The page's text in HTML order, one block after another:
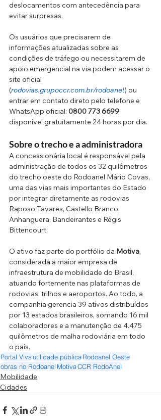
deslocamentos com antecedência para
evitar surpresas.
Os usuários que precisarem de
informações atualizadas sobre as
condições de tráfego ou necessitarem de
apoio emergencial na via podem acessar o
site oficial
(rodovias.grupoccr.com.br/rodoanel) ou
entrar em contato direto pelo telefone e
WhatsApp oficial: 0800 773 6699,
disponível gratuitamente 24 horas por dia.
Sobre o trecho e a administradora
A concessionária local é responsável pela
administração de todos os 32 quilômetros
do trecho oeste do Rodoanel Mário Covas,
uma das vias mais importantes do Estado
por integrar diretamente as rodovias
Raposo Tavares, Castello Branco,
Anhanguera, Bandeirantes e Régis
Bittencourt.
O ativo faz parte do portfólio da Motiva,
considerada a maior empresa de
infraestrutura de mobilidade do Brasil,
atuando fortemente nas plataformas de
rodovias, trilhos e aeroportos. Ao todo, a
companhia gerencia 39 ativos distribuídos
por 13 estados brasileiros, somando 16 mil
colaboradores e a manutenção de 4.475
quilômetros de malha rodoviária em todo
o país.
Portal Vivautilidade públicaRodoanel Oeste
obras no Rodoanel MotivaCCR RodoAnel
Mobilidade
Cidades